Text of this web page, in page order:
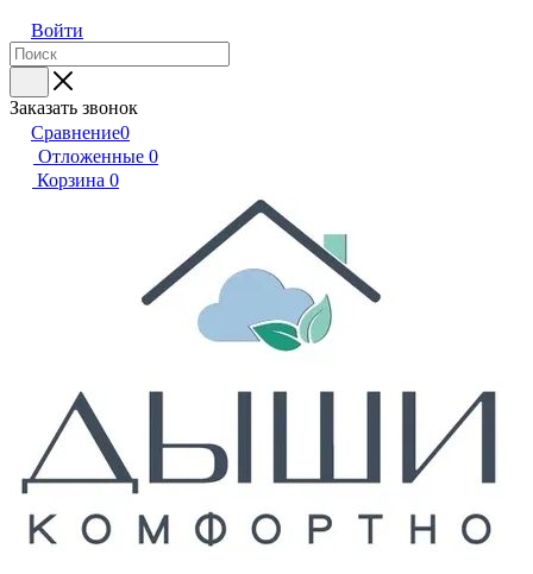
Войти
Заказать звонок
Сравнение0
Отложенные 0
Корзина 0